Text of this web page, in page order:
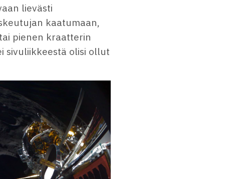
lievästi
kaatumaan,
pienen kraatterin
sivuliikkeestä olisi ollut